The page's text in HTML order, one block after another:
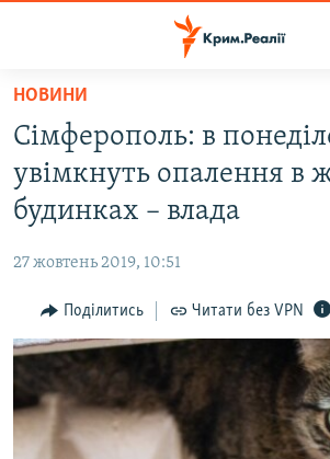
Перейти
основного
матеріалу
Перейти
до
основної
Перейти
до
пошуку
НОВИНИ
ВОДА.КРИМ
ВІДЕО ТА ФОТО
БЛОГИ
ПОГЛЯД
ІНТЕРВ'Ю
ВСЕ ЗА ДЕНЬ
СПЕЦПРОЕКТИ
НОВИНИ
Сімферополь: в
увімкнуть опалення в
будинках – влада
27 жовтень 2019, 10:51
Поділитись Читати без VPN